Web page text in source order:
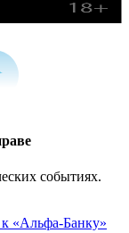
событиях.
«Альфа-Банку»